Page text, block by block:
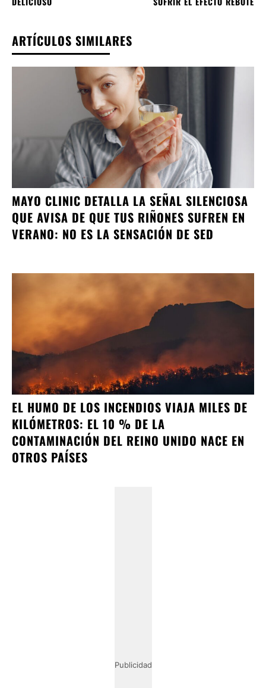
ARTÍCULOS SIMILARES
MAYO CLINIC DETALLA LA SEÑAL SILENCIOSA
QUE AVISA DE QUE TUS RIÑONES SUFREN EN
VERANO: NO ES LA SENSACIÓN DE SED
EL HUMO DE LOS INCENDIOS VIAJA MILES DE
KILÓMETROS: EL 10 % DE LA
CONTAMINACIÓN DEL REINO UNIDO NACE EN
OTROS PAÍSES
Publicidad